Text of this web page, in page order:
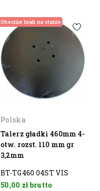
Obecnie brak na stanie
Polska
Talerz gładki 460mm 4-
otw. rozst. 110 mm gr
3,2mm
BT-TG460 04ST VIS
50,00 złbrutto